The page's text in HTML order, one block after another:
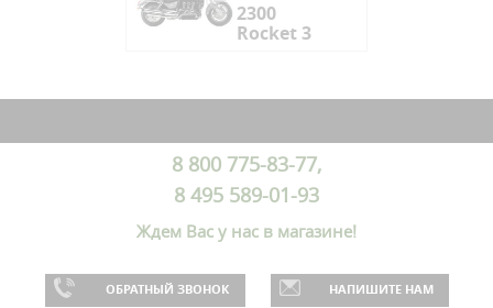
2300
Rocket 3
8 800 775-83-77,
8 495 589-01-93
Ждем Вас у нас в магазине!
ОБРАТНЫЙ ЗВОНОК НАПИШИТЕ НАМ